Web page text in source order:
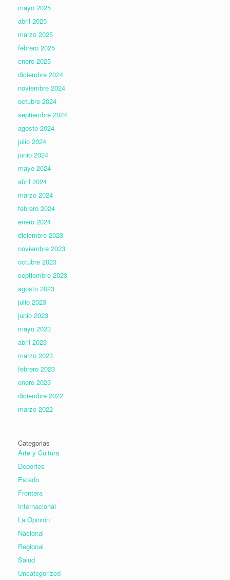
mayo 2025
abril 2025
marzo 2025
febrero 2025
enero 2025
diciembre 2024
noviembre 2024
octubre 2024
septiembre 2024
agosto 2024
julio 2024
junio 2024
mayo 2024
abril 2024
marzo 2024
febrero 2024
enero 2024
diciembre 2023
noviembre 2023
octubre 2023
septiembre 2023
agosto 2023
julio 2023
junio 2023
mayo 2023
abril 2023
marzo 2023
febrero 2023
enero 2023
diciembre 2022
marzo 2022
Categorias
Arte y Cultura
Deportes
Estado
Frontera
Internacional
La Opinión
Nacional
Regional
Salud
Uncategorized